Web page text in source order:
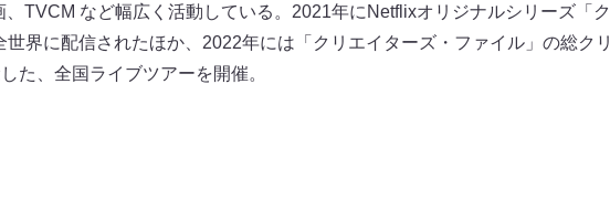
TVCM など幅広く活動している。2021年にNetflixオリジナルシリーズ「ク
界に配信されたほか、2022年には「クリエイターズ・ファイル」の総クリ
た、全国ライブツアーを開催。